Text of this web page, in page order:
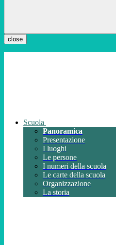
close
Scuola
Panoramica
Presentazione
I luoghi
Le persone
I numeri della scuola
Le carte della scuola
Organizzazione
La storia